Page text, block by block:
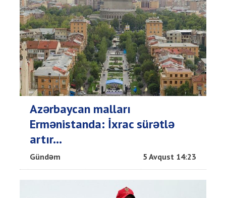
Azərbaycan malları
Ermənistanda: İxrac sürətlə
artır...
Gündəm 5 Avqust 14:23